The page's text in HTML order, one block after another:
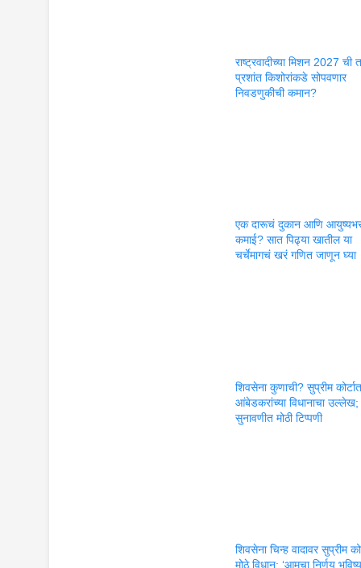
राष्ट्रवादीच्या मिशन 2027 ची
प्रशांत किशोरांकडे सोपवणार
निवडणुकीची कमान?
एक दारूचं दुकान आणि
कमाई? सात पिढ्या खातील या
चर्चेमागचं खरं गणित जाणून घ्या
शिवसेना कुणाची? सुप्रीम
आंबेडकरांच्या विधानाचा उल्लेख;
सुनावणीत मोठी टिप्पणी
शिवसेना चिन्ह वादावर सुप्रीम
मोठे विधान; ‘आमचा निर्णय